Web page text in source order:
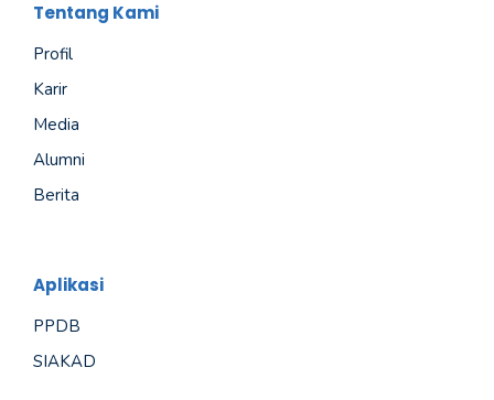
Tentang Kami
Profil
Karir
Media
Alumni
Berita
Aplikasi
PPDB
SIAKAD